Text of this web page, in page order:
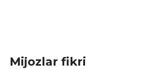
Mijozlar fikri